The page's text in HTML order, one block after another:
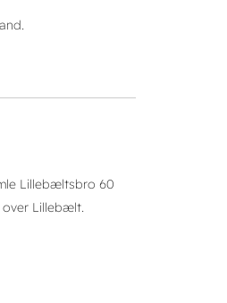
Lillebæltsbro 60
over Lillebælt.